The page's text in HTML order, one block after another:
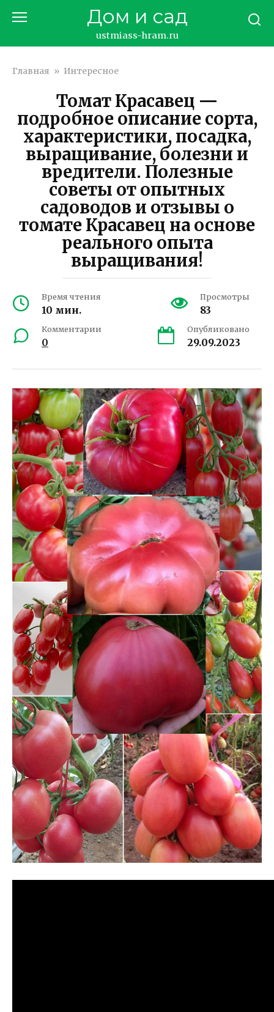
Дом и сад
ustmiass-hram.ru
Главная » Интересное
Томат Красавец —
подробное описание сорта,
характеристики, посадка,
выращивание, болезни и
вредители. Полезные
советы от опытных
садоводов и отзывы о
томате Красавец на основе
реального опыта
выращивания!
Время чтения
10 мин.
Просмотры
83
Комментарии
0
Опубликовано
29.09.2023